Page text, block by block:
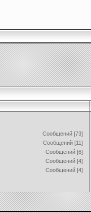
Сообщений [73]
Сообщений [11]
Сообщений [6]
Сообщений [4]
Сообщений [4]